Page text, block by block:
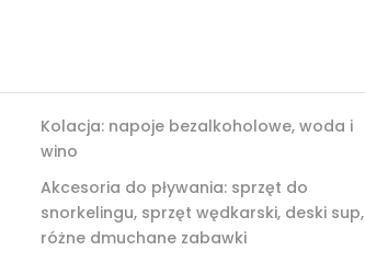
Kolacja: napoje bezalkoholowe, woda i
wino
Akcesoria do pływania: sprzęt do
snorkelingu, sprzęt wędkarski, deski sup,
różne dmuchane zabawki